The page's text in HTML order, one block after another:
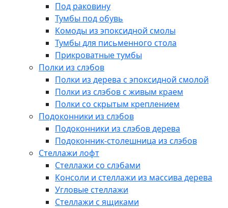
Под раковину
Тумбы под обувь
Комоды из эпоксидной смолы
Тумбы для письменного стола
Прикроватные тумбы
Полки из слэбов
Полки из дерева с эпоксидной смолой
Полки из слэбов с живым краем
Полки со скрытым креплением
Подоконники из слэбов
Подоконники из слэбов дерева
Подоконник-столешница из слэбов
Стеллажи лофт
Стеллажи со слэбами
Консоли и стеллажи из массива дерева
Угловые стеллажи
Стеллажи с ящиками